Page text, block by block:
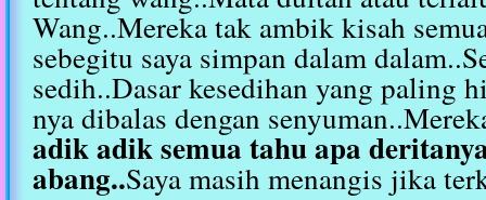
Wang..Mereka tak ambik kisah
sebegitu saya simpan dalam
sedih..Dasar kesedihan yang paling
nya dibalas dengan
adik adik semua tahu apa
abang..Saya masih menangis jika